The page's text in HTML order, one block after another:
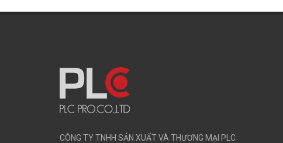
CÔNG TY TNHH SẢN XUẤT VÀ THƯƠNG MẠI PLC